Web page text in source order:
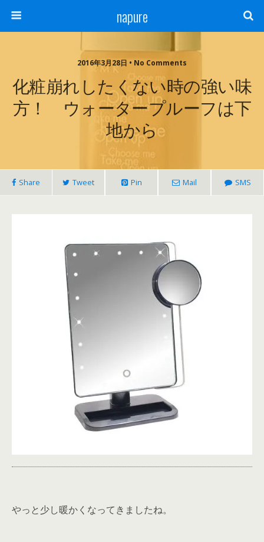
napure
2016年3月28日 • No Comments
化粧崩れしたくない時の強い味
方！ ウォータープルーフは下
地から
Share Tweet Pin Mail SMS
やっと少し暖かくなってきましたね。